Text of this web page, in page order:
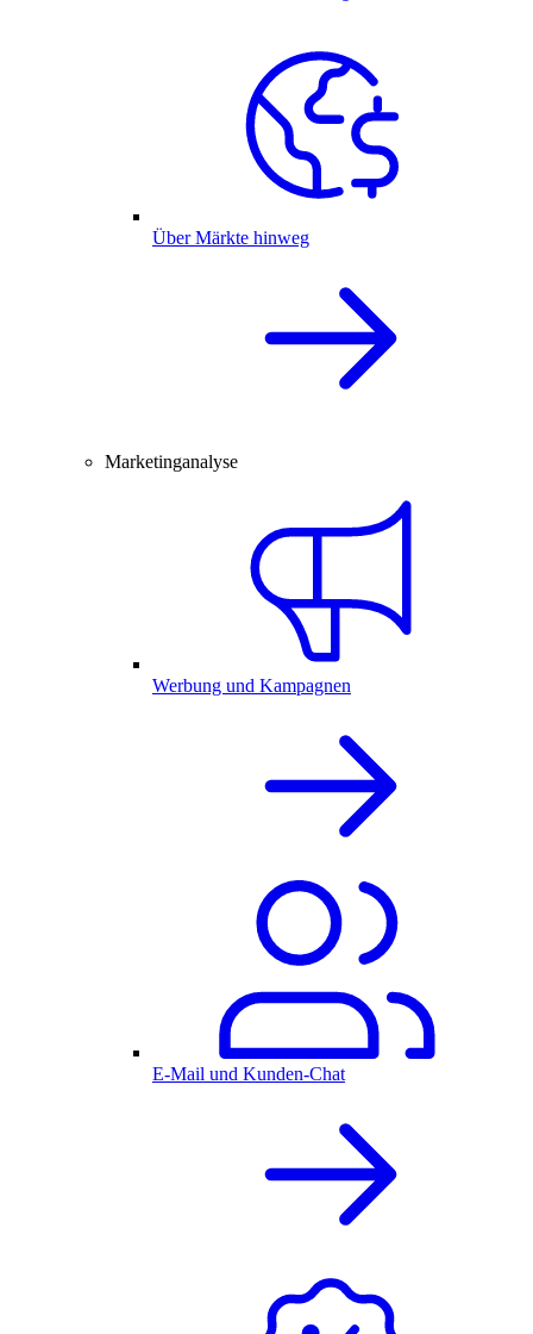
Über Märkte hinweg
Marketinganalyse
Werbung und Kampagnen
E-Mail und Kunden-Chat